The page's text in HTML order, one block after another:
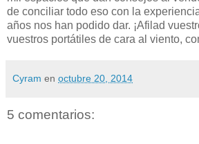
de conciliar todo eso con la
años nos han podido dar. ¡Afilad
vuestros portátiles de cara al viento,
Cyram en octubre 20, 2014
5 comentarios: